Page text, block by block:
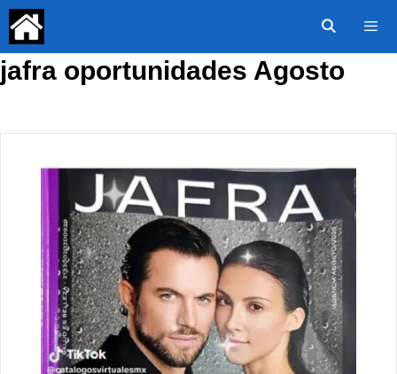
Saltar
contenido
jafra oportunidades Agosto